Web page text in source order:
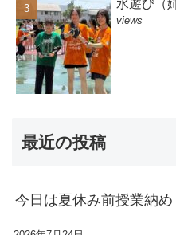
水遊び（
views
最近の投稿
今日は夏休み前授業納め